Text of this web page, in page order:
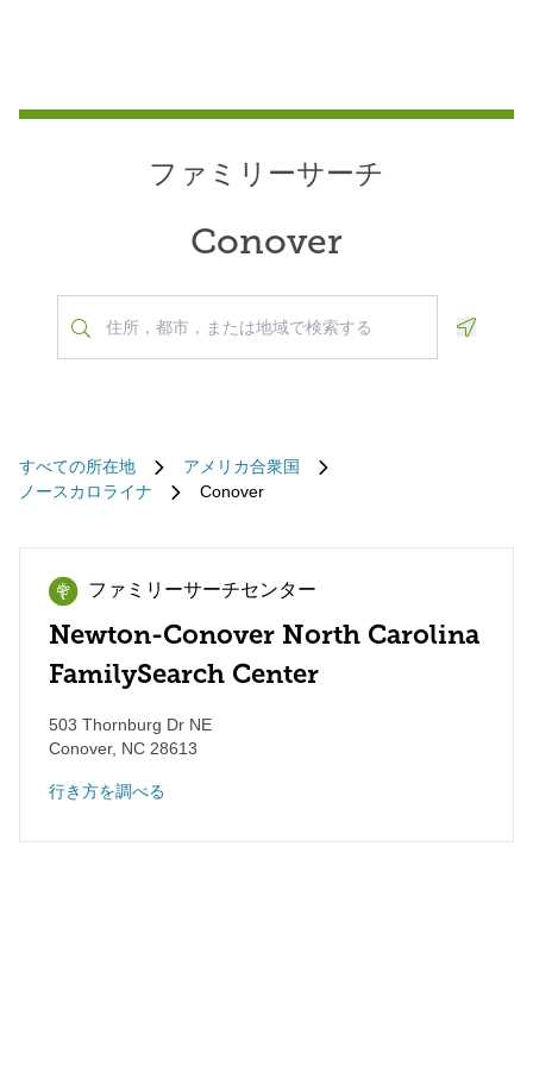
ファミリーサーチ
Conover
すべての所在地
アメリカ合衆国
ノースカロライナ
Conover
ファミリーサーチセンター
Newton-Conover North Carolina
FamilySearch Center
503 Thornburg Dr NE
Conover, NC 28613
行き方を調べる